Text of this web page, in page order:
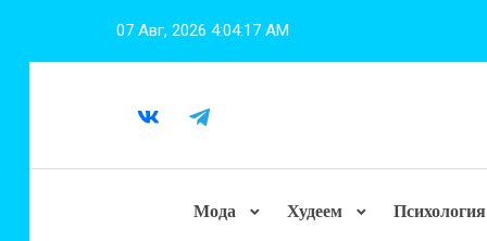
07 Авг, 2026 4:04:18 AM
Мода Худеем Психология